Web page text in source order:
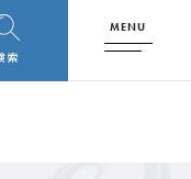
索
MENU